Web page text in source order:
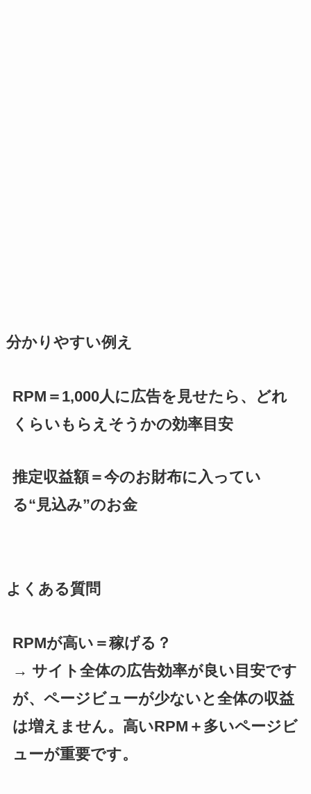
分かりやすい例え
RPM＝1,000人に広告を見せたら、どれ
くらいもらえそうかの効率目安
推定収益額＝今のお財布に入ってい
る“見込み”のお金
よくある質問
RPMが高い＝稼げる？
→ サイト全体の広告効率が良い目安です
が、ページビューが少ないと全体の収益
は増えません。高いRPM＋多いページビ
ューが重要です。